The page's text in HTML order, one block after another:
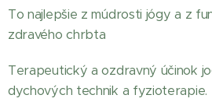
To najlepšie z múdrosti jógy a z
zdravého chrbta
Terapeutický a ozdravný účinok
dychových technik a fyzioterapie.